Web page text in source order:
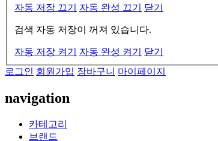
자동 저장 끄기 자동 완성 끄기 닫기
검색 자동 저장이 꺼져 있습니다.
자동 저장 켜기 자동 완성 켜기
닫기
로그인 회원가입 장바구니 마이페이지
navigation
카테고리
브랜드